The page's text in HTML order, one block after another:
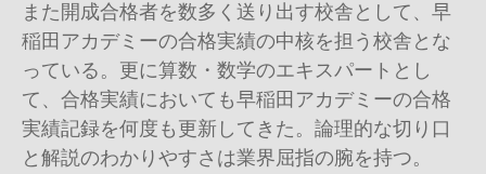
また開成合格者を数多く送り出す校舎として、早
稲田アカデミーの合格実績の中核を担う校舎とな
っている。更に算数・数学のエキスパートとし
て、合格実績においても早稲田アカデミーの合格
実績記録を何度も更新してきた。論理的な切り口
と解説のわかりやすさは業界屈指の腕を持つ。